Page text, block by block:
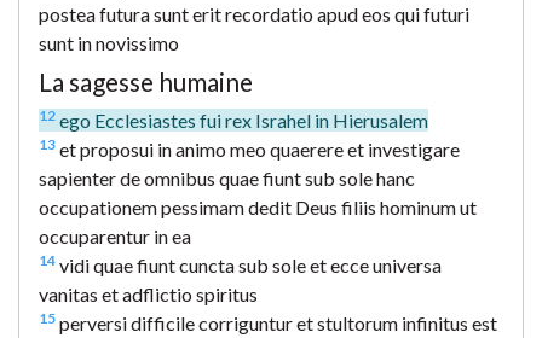
postea futura sunt erit recordatio apud eos qui futuri
sunt in novissimo
La sagesse humaine
12 ego Ecclesiastes fui rex Israhel in Hierusalem
13 et proposui in animo meo quaerere et investigare
sapienter de omnibus quae fiunt sub sole hanc
occupationem pessimam dedit Deus filiis hominum ut
occuparentur in ea
14 vidi quae fiunt cuncta sub sole et ecce universa
vanitas et adflictio spiritus
15 perversi difficile corriguntur et stultorum infinitus est